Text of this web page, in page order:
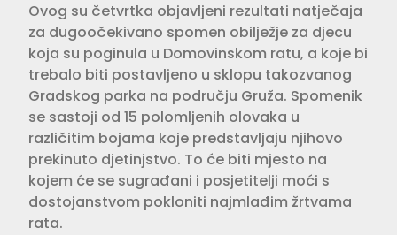
Ovog su četvrtka objavljeni rezultati natječaja
za dugoočekivano spomen obilježje za djecu
koja su poginula u Domovinskom ratu, a koje bi
trebalo biti postavljeno u sklopu takozvanog
Gradskog parka na području Gruža. Spomenik
se sastoji od 15 polomljenih olovaka u
različitim bojama koje predstavljaju njihovo
prekinuto djetinjstvo. To će biti mjesto na
kojem će se sugrađani i posjetitelji moći s
dostojanstvom pokloniti najmlađim žrtvama
rata.